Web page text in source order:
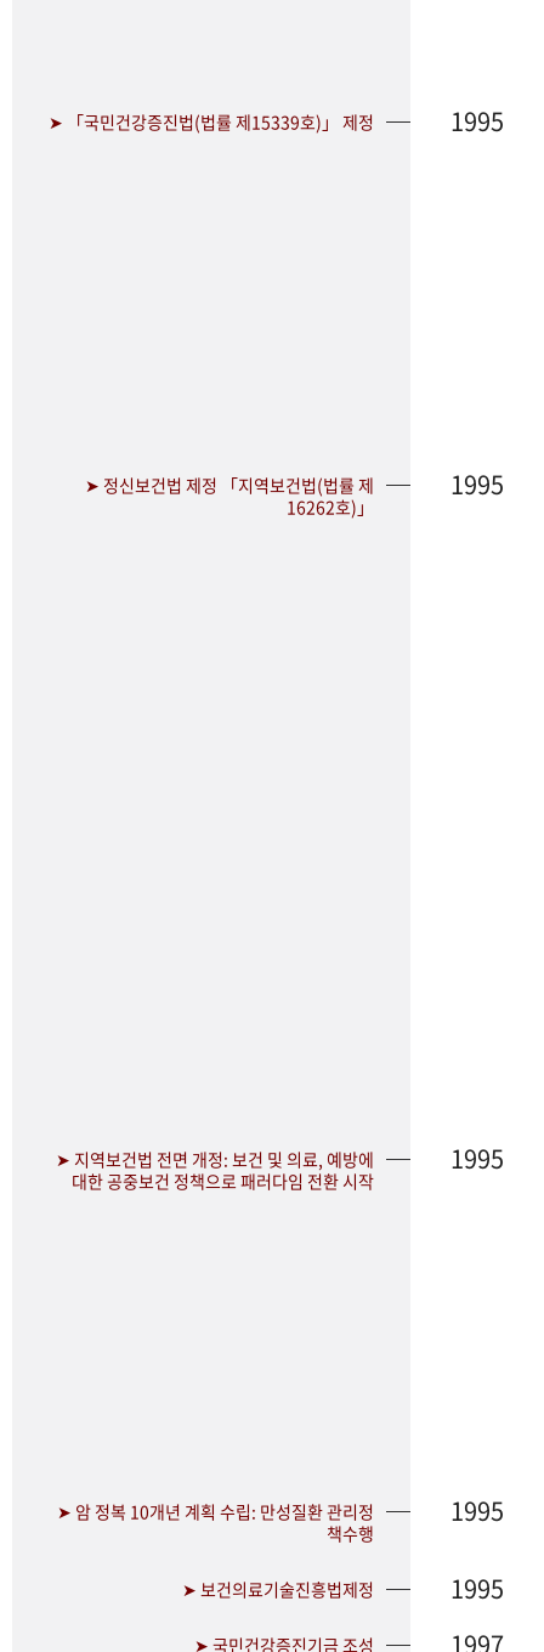
➤ 「국민건강증진법(법률 제15339호)」 제정 1995
➤ 정신보건법 제정 「지역보건법(법률 제
16262호)」
1995
➤ 지역보건법 전면 개정: 보건 및 의료, 예방에
대한 공중보건 정책으로 패러다임 전환 시작
1995
➤ 암 정복 10개년 계획 수립: 만성질환 관리정
책수행
1995
➤ 보건의료기술진흥법제정 1995
➤ 국민건강증진기금 조성 1997